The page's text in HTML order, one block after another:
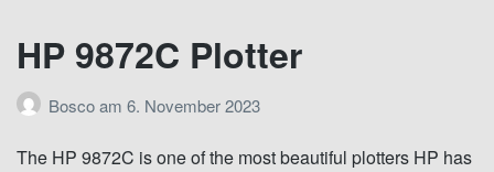
HP 9872C Plotter
Boscoam 6. November 2023
The HP 9872C is one of the most beautiful plotters HP has